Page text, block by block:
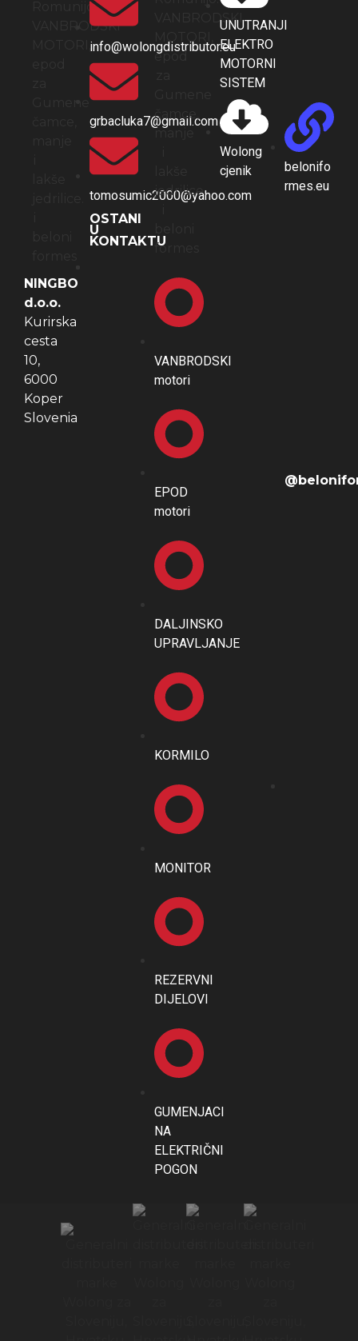
NINGBO
d.o.o.
Kurirska
cesta
10,
6000
Koper
Slovenia
info@wolongdistributor.eu
grbacluka7@gmail.com
tomosumic2000@yahoo.com
OSTANI
U
KONTAKTU
VANBRODSKI
motori
EPOD
motori
DALJINSKO
UPRAVLJANJE
KORMILO
MONITOR
REZERVNI
DIJELOVI
GUMENJACI
NA
ELEKTRIČNI
POGON
UNUTRANJI
ELEKTRO
MOTORNI
SISTEM
Wolong
cjenik
belonifo
rmes.eu